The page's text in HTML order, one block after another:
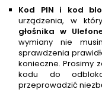
Kod PIN i kod
urządzenia, w
głośnika w
wymiany nie
sprawdzenia
konieczne. Prosimy
kodu do
przeprowadzić